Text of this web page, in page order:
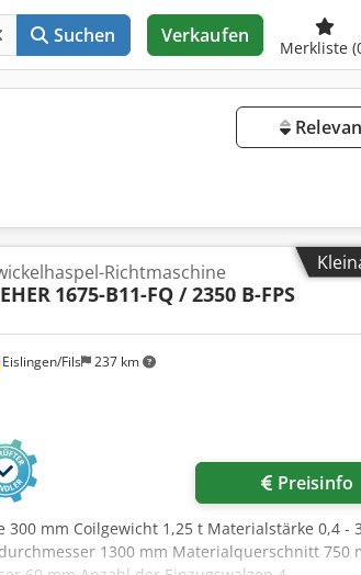
Suchen Verkaufen
Merkliste
Fils 237 km
Richtmaschine
1675-B11-FQ / 2350 B-FPS
Preisinfo
300 mm Coilgewicht 1,25 t Materialstärke 0,4 -
1300 mm Materialquerschnitt 750